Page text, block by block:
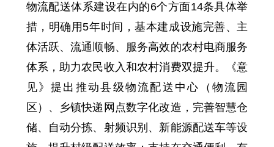
物流配送体系建设在内的6个方面14条具体举
措，明确用5年时间，基本建成设施完善、主
体活跃、流通顺畅、服务高效的农村电商服务
体系，助力农民收入和农村消费双提升。《意
见》提出推动县级物流配送中心（物流园
区）、乡镇快递网点数字化改造，完善智慧仓
储、自动分拣、射频识别、新能源配送车等设